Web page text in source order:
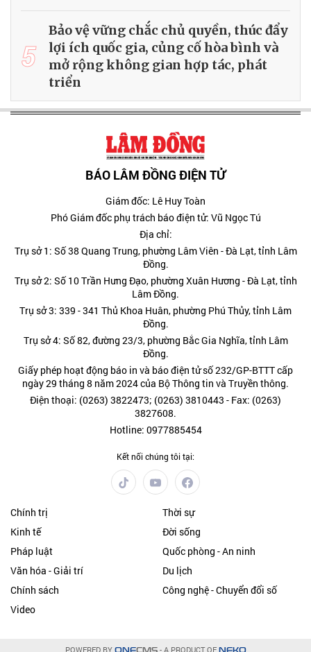
5
Bảo vệ vững chắc chủ quyền, thúc đẩy
lợi ích quốc gia, củng cố hòa bình và
mở rộng không gian hợp tác, phát
triển
BÁO LÂM ĐỒNG ĐIỆN TỬ
Giám đốc: Lê Huy Toàn
Phó Giám đốc phụ trách báo điện tử: Vũ Ngọc Tú
Địa chỉ:
Trụ sở 1: Số 38 Quang Trung, phường Lâm Viên - Đà Lạt, tỉnh Lâm
Đồng.
Trụ sở 2: Số 10 Trần Hưng Đạo, phường Xuân Hương - Đà Lạt, tỉnh
Lâm Đồng.
Trụ sở 3: 339 - 341 Thủ Khoa Huân, phường Phú Thủy, tỉnh Lâm
Đồng.
Trụ sở 4: Số 82, đường 23/3, phường Bắc Gia Nghĩa, tỉnh Lâm
Đồng.
Giấy phép hoạt động báo in và báo điện tử số 232/GP-BTTT cấp
ngày 29 tháng 8 năm 2024 của Bộ Thông tin và Truyền thông.
Điện thoại: (0263) 3822473; (0263) 3810443 - Fax: (0263)
3827608.
Hotline: 0977885454
Kết nối chúng tôi tại:
Chính trị
Thời sự
Kinh tế
Đời sống
Pháp luật
Quốc phòng - An ninh
Văn hóa - Giải trí
Du lịch
Chính sách
Công nghệ - Chuyển đổi số
Video
POWERED BY - A PRODUCT OF